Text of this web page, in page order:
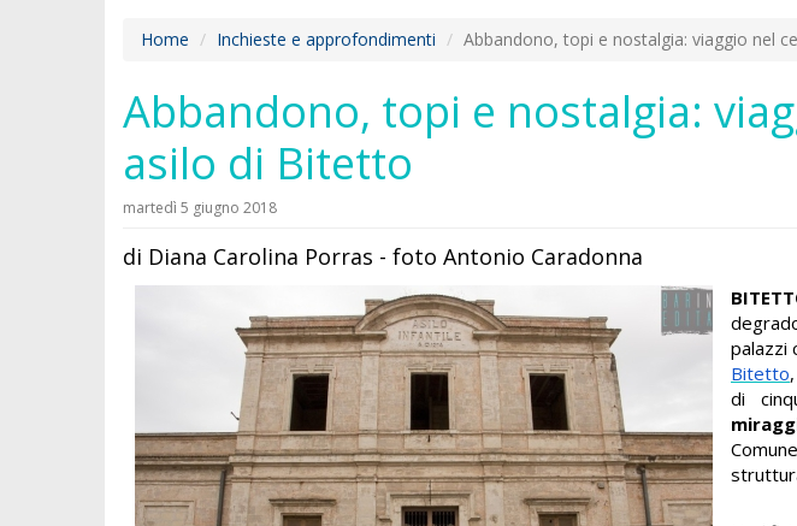
Home Inchieste e approfondimenti Abbandono, topi e nostalgia: viaggio nel
Abbandono, topi e nostalgia:
asilo di Bitetto
martedì 5 giugno 2018
di Diana Carolina Porras - foto Antonio Caradonna
palazzi
Bitetto
di